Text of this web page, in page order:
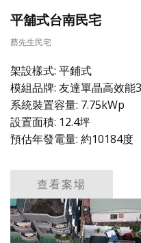
平舖式台南民宅
蔡先生民宅
架設樣式: 平鋪式
模組品牌: 友達單晶高效能
系統裝置容量: 7.75kWp
設置面積: 12.4坪
預估年發電量: 約10184度
查看案場